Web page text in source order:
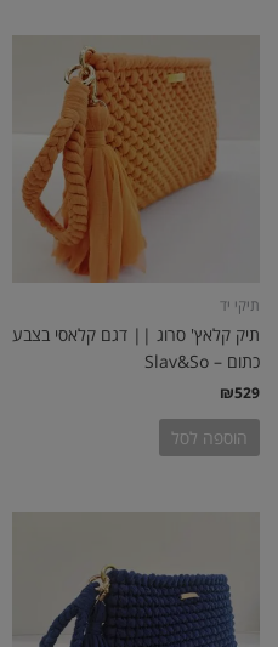
תיקי יד
תיק קלאץ' סרוג || דגם קלאסי בצבע
כתום – Slav&So
₪529
הוספה לסל